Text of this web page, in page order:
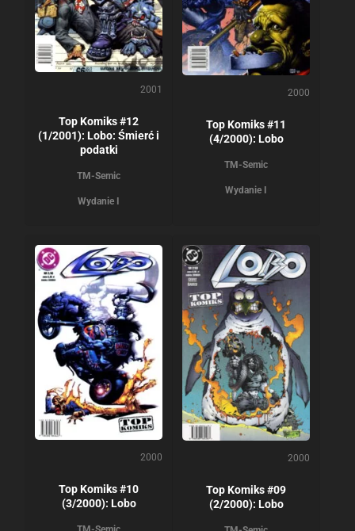
2001
Top Komiks #12
(1/2001): Lobo: Śmierć i
podatki
TM-Semic
Wydanie I
2000
Top Komiks #11
(4/2000): Lobo
TM-Semic
Wydanie I
2000
Top Komiks #10
(3/2000): Lobo
2000
Top Komiks #09
(2/2000): Lobo